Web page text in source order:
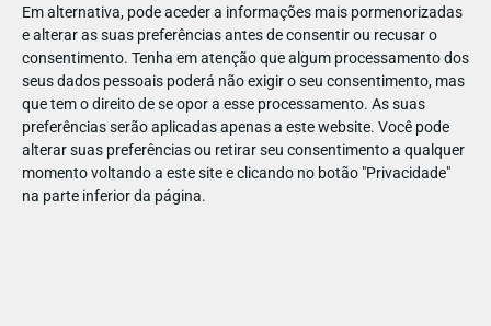
Em alternativa, pode aceder a informações mais pormenorizadas
e alterar as suas preferências antes de consentir ou recusar o
consentimento. Tenha em atenção que algum processamento dos
seus dados pessoais poderá não exigir o seu consentimento, mas
que tem o direito de se opor a esse processamento. As suas
preferências serão aplicadas apenas a este website. Você pode
alterar suas preferências ou retirar seu consentimento a qualquer
momento voltando a este site e clicando no botão "Privacidade"
na parte inferior da página.
OPolar & Brincaré um parque infantil para crianças dos 4
aos 12 anos, localizado no piso -2 do Palácio do Gelo
Shopping, onde os pequenos se divertem enquanto os pais
fazem as suas compras com tranquilidade.
🕒Horário:Sábados e domingos, das 10h às 20h
📞Contacto:232 483 921 | ✉️